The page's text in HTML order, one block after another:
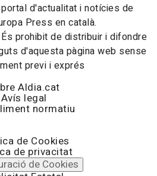
d'actualitat i notícies de
Press en català.
prohibit de distribuir i difondre
d'aquesta pàgina web sense
previ i exprés
Aldia.cat
Avís legal
normatiu
de Cookies
de privacitat
de Cookies